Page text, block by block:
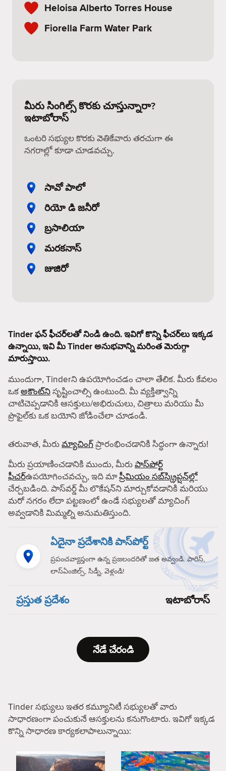
Heloisa Alberto Torres House
Fiorella Farm Water Park
మీరు సింగిల్స్ కొరకు చూస్తున్నారా?
ఇటాబోరాస్
ఒంటరి సభ్యుల కొరకు వెతికేవారు తరచుగా ఈ
నగరాల్లో కూడా చూడవచ్చు.
సావో పాలో
రియో డి జనీరో
బ్రసాలియా
మరకనాస్
జుజిరో
Tinder ఫన్ ఫీచర్‌లతో నిండి ఉంది. ఇవిగో కొన్ని ఫీచర్‌లు ఇక్కడ
ఉన్నాయి, ఇవి మీ Tinder అనుభవాన్ని మరింత మెరుగ్గా
మారుస్తాయి.
ముందుగా, Tinderని ఉపయోగించడం చాలా తేలిక. మీరు కేవలం
ఒకఅకౌంట్‌నిసృష్టించాల్సి ఉంటుంది. మీ వ్యక్తిత్వాన్ని
చాటిచెప్పడానికి ఆసక్తులు/అభిరుచులు, చిత్రాలు మరియు మీ
ప్రొఫైల్‌కు ఒక బయోని జోడించేలా చూడండి.
తరువాత, మీరుమ్యాచింగ్ప్రారంభించడానికి సిద్ధంగా ఉన్నారు!
మీరు ప్రయాణించడానికి ముందు, మీరుపాస్‌పోర్ట్
ఫీచర్ఉపయోగించవచ్చు, ఇది మాప్రీమియం సబ్‌స్క్రిప్షన్‌ల్లో
చేర్చబడింది. పాస్‌వర్డ్ మీ లొకేషన్‌ని మార్చుకోవడానికి మరియు
మరో నగరం లేదా పట్టణంలో ఉండే సభ్యులతో మ్యాచింగ్
అవ్వడానికి మిమ్మల్ని అనుమతిస్తుంది.
ఏదైనా ప్రదేశానికి పాస్‌పోర్ట్
ప్రపంచవ్యాప్తంగా ఉన్న ప్రజలందరితో జత అవ్వండి. పారిస్,
లాస్‌ఏంజిల్స్, సిడ్నీ, వెళ్లండి!
ప్రస్తుత ప్రదేశం ఇటాబోరాస్
నేడే చేరండి
Tinder సభ్యులు ఇతర కమ్యూనిటీ సభ్యులతో వారు
సాధారణంగా పంచుకునే ఆసక్తులను కనుగొంటారు. ఇవిగో ఇక్కడ
కొన్ని సాధారణ కార్యకలాపాలున్నాయి: